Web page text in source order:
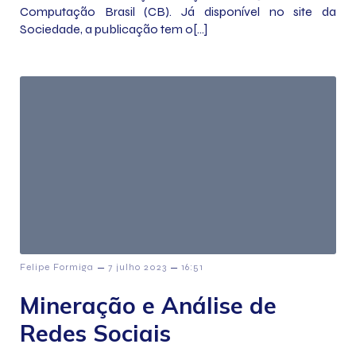
Computação Brasil (CB). Já disponível no site da
Sociedade, a publicação tem o[…]
Felipe Formiga – 7 julho 2023 – 16:51
Mineração e Análise de
Redes Sociais